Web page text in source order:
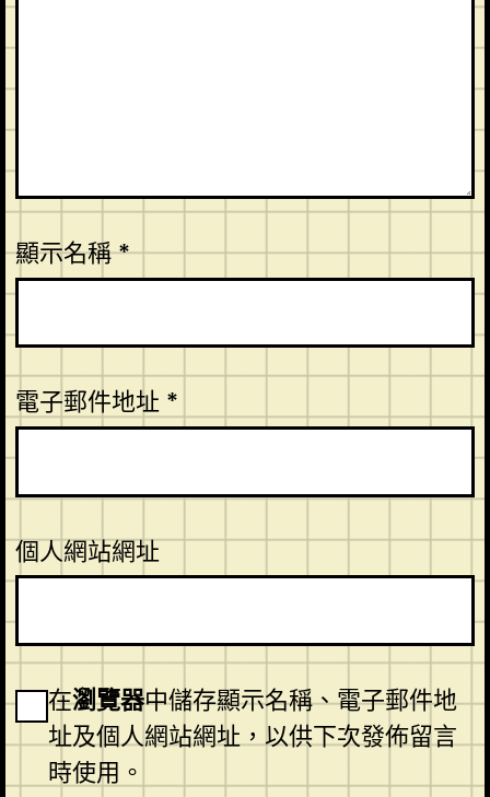
顯示名稱*
電子郵件地址 *
個人網站網址
在瀏覽器中儲存顯示名稱、電子郵件地
址及個人網站網址，以供下次發佈留言
時使用。